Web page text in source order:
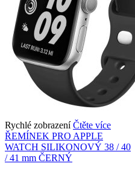
Rychlé zobrazení Čtěte více
ŘEMÍNEK PRO APPLE
WATCH SILIKONOVÝ 38 / 40
/ 41 mm ČERNÝ